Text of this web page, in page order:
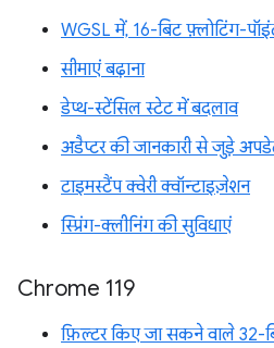
WGSL में, 16-बिट फ़्लोटिंग-
सीमाएं बढ़ाना
डेप्थ-स्टेंसिल स्टेट में बदलाव
अडैप्टर की जानकारी से जुड़े
टाइमस्टैंप क्वेरी क्वॉन्टाइज़ेशन
स्प्रिंग-क्लीनिंग की सुविधाएं
Chrome 119
फ़िल्टर किए जा सकने वाले 32-